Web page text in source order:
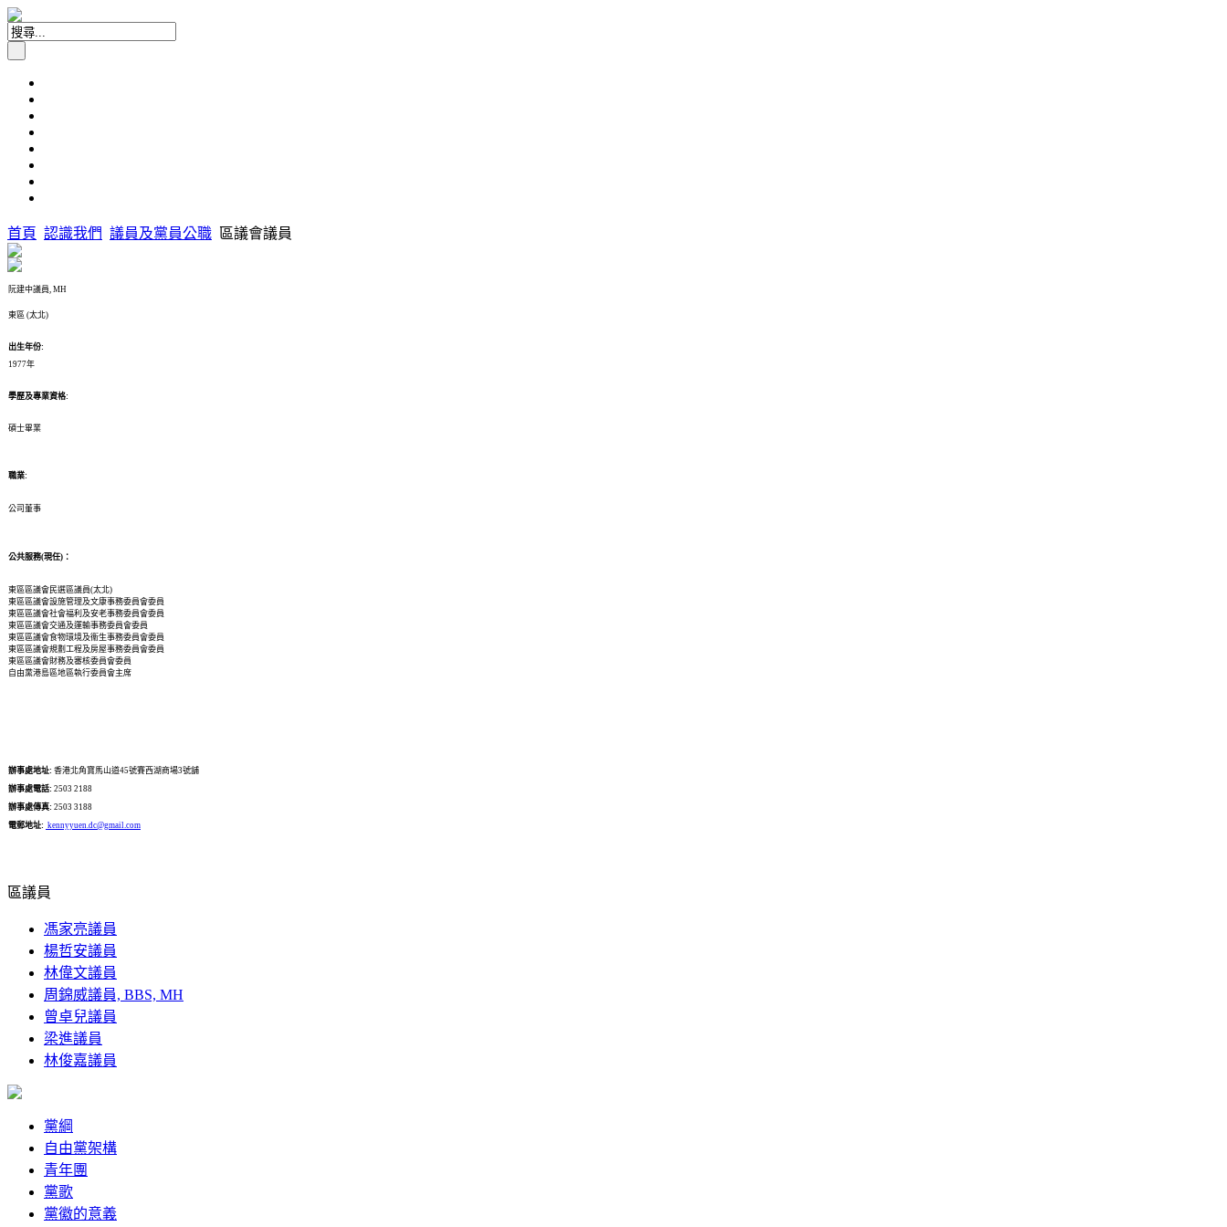
首頁 認識我們 議員及黨員公職 區議會議員
阮建中議員, MH
東區 (太北)
出生年份:
1977年
學歷及專業資格:
碩士畢業
職業:
公司董事
公共服務(現任)：
東區區議會民選區議員(太北)
東區區議會設施管理及文康事務委員會委員
東區區議會社會福利及安老事務委員會委員
東區區議會交通及運輸事務委員會委員
東區區議會食物環境及衞生事務委員會委員
東區區議會規劃工程及房屋事務委員會委員
東區區議會財務及審核委員會委員
自由黨港島區地區執行委員會主席
辦事處地址: 香港北角寶馬山道45號賽西湖商場3號舖
辦事處電話: 2503 2188
辦事處傳真: 2503 3188
電郵地址: kennyyuen.dc@gmail.com
區議員
馮家亮議員
楊哲安議員
林偉文議員
周錦威議員, BBS, MH
曾卓兒議員
梁進議員
林俊嘉議員
黨綱
自由黨架構
青年團
黨歌
黨徽的意義